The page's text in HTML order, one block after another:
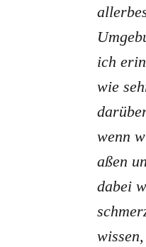
ich
wie
wenn
aßen
dabei